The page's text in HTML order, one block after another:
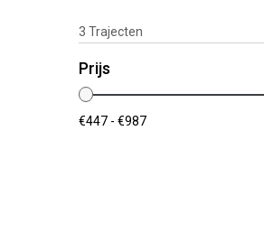
3 Trajecten
Prijs